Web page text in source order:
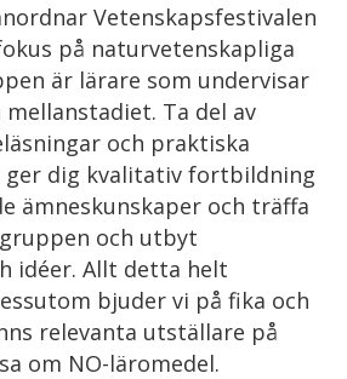
Vetenskapsfestivalen
på naturvetenskapliga
är lärare som undervisar
mellanstadiet. Ta del av
och praktiska
ger dig kvalitativ fortbildning
ämneskunskaper och träffa
och utbyt
idéer. Allt detta helt
bjuder vi på fika och
relevanta utställare på
om NO-läromedel.